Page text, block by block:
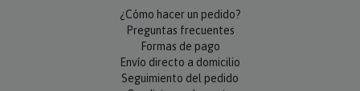
¿Cómo hacer un pedido?
Preguntas frecuentes
Formas de pago
Envío directo a domicilio
Seguimiento del pedido